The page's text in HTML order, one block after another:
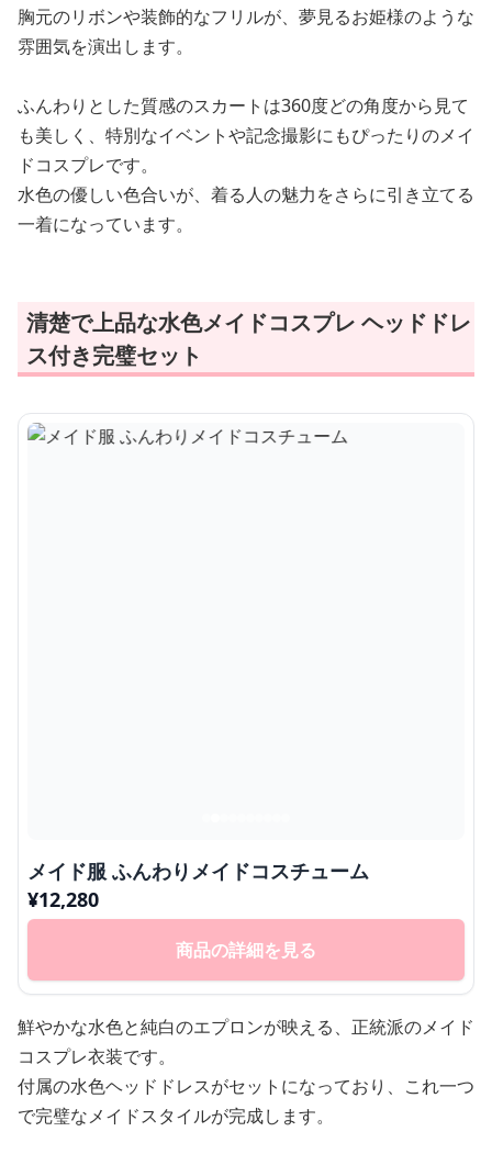
胸元のリボンや装飾的なフリルが、夢見るお姫様のような
雰囲気を演出します。
ふんわりとした質感のスカートは360度どの角度から見て
も美しく、特別なイベントや記念撮影にもぴったりのメイ
ドコスプレです。
水色の優しい色合いが、着る人の魅力をさらに引き立てる
一着になっています。
清楚で上品な水色メイドコスプレ ヘッドドレ
ス付き完璧セット
メイド服 ふんわりメイドコスチューム
¥12,280
商品の詳細を見る
鮮やかな水色と純白のエプロンが映える、正統派のメイド
コスプレ衣装です。
付属の水色ヘッドドレスがセットになっており、これ一つ
で完璧なメイドスタイルが完成します。